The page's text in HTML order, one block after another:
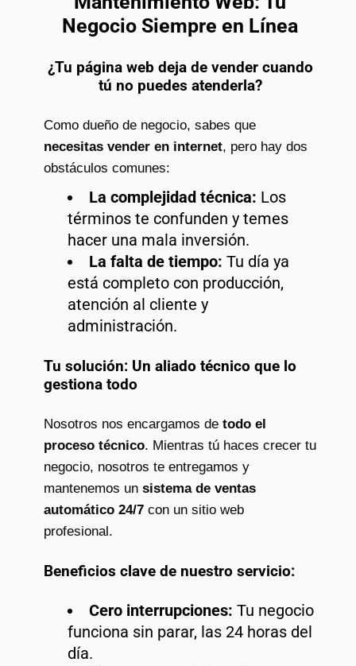
Negocio Siempre en Línea
¿Tu página web deja de vender cuando
tú no puedes atenderla?
Como dueño de negocio, sabes que
necesitas vender en internet, pero hay dos
obstáculos comunes:
La complejidad técnica: Los
términos te confunden y temes
hacer una mala inversión.
La falta de tiempo: Tu día ya
está completo con producción,
atención al cliente y
administración.
Tu solución: Un aliado técnico que lo
gestiona todo
Nosotros nos encargamos de todo el
proceso técnico. Mientras tú haces crecer tu
negocio, nosotros te entregamos y
mantenemos un sistema de ventas
automático 24/7 con un sitio web
profesional.
Beneficios clave de nuestro servicio:
Cero interrupciones: Tu negocio
funciona sin parar, las 24 horas del
día.